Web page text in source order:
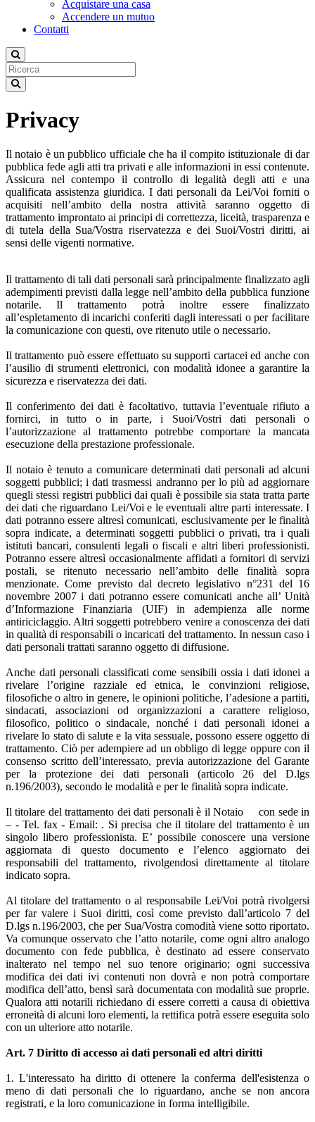
Acquistare una casa
Accendere un mutuo
Contatti
Privacy
Il notaio è un pubblico ufficiale che ha il compito istituzionale di dar
pubblica fede agli atti tra privati e alle informazioni in essi contenute.
Assicura nel contempo il controllo di legalità degli atti e una
qualificata assistenza giuridica. I dati personali da Lei/Voi forniti o
acquisiti nell’ambito della nostra attività saranno oggetto di
trattamento improntato ai principi di correttezza, liceità, trasparenza e
di tutela della Sua/Vostra riservatezza e dei Suoi/Vostri diritti, ai
sensi delle vigenti normative.
Il trattamento di tali dati personali sarà principalmente finalizzato agli
adempimenti previsti dalla legge nell’ambito della pubblica funzione
notarile. Il trattamento potrà inoltre essere finalizzato
all’espletamento di incarichi conferiti dagli interessati o per facilitare
la comunicazione con questi, ove ritenuto utile o necessario.
Il trattamento può essere effettuato su supporti cartacei ed anche con
l’ausilio di strumenti elettronici, con modalità idonee a garantire la
sicurezza e riservatezza dei dati.
Il conferimento dei dati è facoltativo, tuttavia l’eventuale rifiuto a
fornirci, in tutto o in parte, i Suoi/Vostri dati personali o
l’autorizzazione al trattamento potrebbe comportare la mancata
esecuzione della prestazione professionale.
Il notaio è tenuto a comunicare determinati dati personali ad alcuni
soggetti pubblici; i dati trasmessi andranno per lo più ad aggiornare
quegli stessi registri pubblici dai quali è possibile sia stata tratta parte
dei dati che riguardano Lei/Voi e le eventuali altre parti interessate. I
dati potranno essere altresì comunicati, esclusivamente per le finalità
sopra indicate, a determinati soggetti pubblici o privati, tra i quali
istituti bancari, consulenti legali o fiscali e altri liberi professionisti.
Potranno essere altresì occasionalmente affidati a fornitori di servizi
postali, se ritenuto necessario nell’ambito delle finalità sopra
menzionate. Come previsto dal decreto legislativo n°231 del 16
novembre 2007 i dati potranno essere comunicati anche all’ Unità
d’Informazione Finanziaria (UIF) in adempienza alle norme
antiriciclaggio. Altri soggetti potrebbero venire a conoscenza dei dati
in qualità di responsabili o incaricati del trattamento. In nessun caso i
dati personali trattati saranno oggetto di diffusione.
Anche dati personali classificati come sensibili ossia i dati idonei a
rivelare l’origine razziale ed etnica, le convinzioni religiose,
filosofiche o altro in genere, le opinioni politiche, l’adesione a partiti,
sindacati, associazioni od organizzazioni a carattere religioso,
filosofico, politico o sindacale, nonché i dati personali idonei a
rivelare lo stato di salute e la vita sessuale, possono essere oggetto di
trattamento. Ciò per adempiere ad un obbligo di legge oppure con il
consenso scritto dell’interessato, previa autorizzazione del Garante
per la protezione dei dati personali (articolo 26 del D.lgs
n.196/2003), secondo le modalità e per le finalità sopra indicate.
Il titolare del trattamento dei dati personali è il Notaio con sede in
– - Tel. fax - Email: . Si precisa che il titolare del trattamento è un
singolo libero professionista. E’ possibile conoscere una versione
aggiornata di questo documento e l’elenco aggiornato dei
responsabili del trattamento, rivolgendosi direttamente al titolare
indicato sopra.
Al titolare del trattamento o al responsabile Lei/Voi potrà rivolgersi
per far valere i Suoi diritti, così come previsto dall’articolo 7 del
D.lgs n.196/2003, che per Sua/Vostra comodità viene sotto riportato.
Va comunque osservato che l’atto notarile, come ogni altro analogo
documento con fede pubblica, è destinato ad essere conservato
inalterato nel tempo nel suo tenore originario; ogni successiva
modifica dei dati ivi contenuti non dovrà e non potrà comportare
modifica dell’atto, bensì sarà documentata con modalità sue proprie.
Qualora atti notarili richiedano di essere corretti a causa di obiettiva
erroneità di alcuni loro elementi, la rettifica potrà essere eseguita solo
con un ulteriore atto notarile.
Art. 7 Diritto di accesso ai dati personali ed altri diritti
1. L'interessato ha diritto di ottenere la conferma dell'esistenza o
meno di dati personali che lo riguardano, anche se non ancora
registrati, e la loro comunicazione in forma intelligibile.